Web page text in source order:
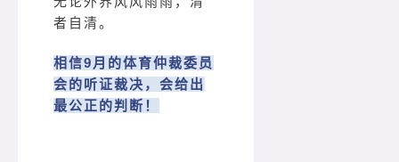
者自清。
相信9月的体育仲裁委员
会的听证裁决，会给出
最公正的判断！